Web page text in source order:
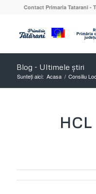
Contact Primaria Tatarani -
Blog - Ultimele știri
Sunteți aici: Acasa / Consiliu